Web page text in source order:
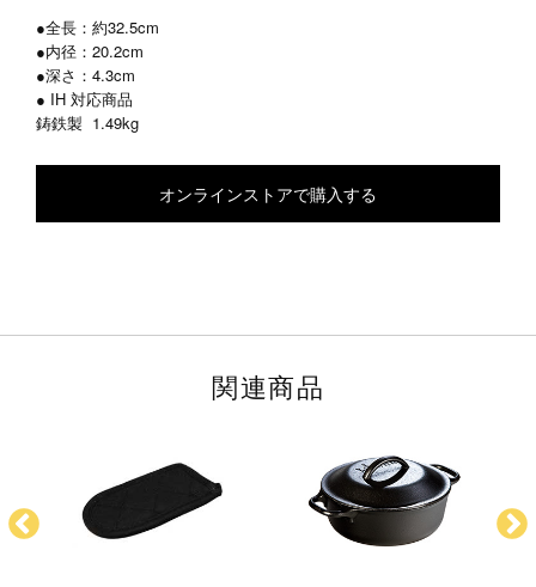
●全長：約32.5cm
●内径：20.2cm
●深さ：4.3cm
● IH 対応商品
鋳鉄製 1.49kg
オンラインストアで購入する
関連商品